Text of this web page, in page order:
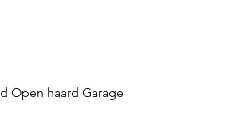
Open haard Garage